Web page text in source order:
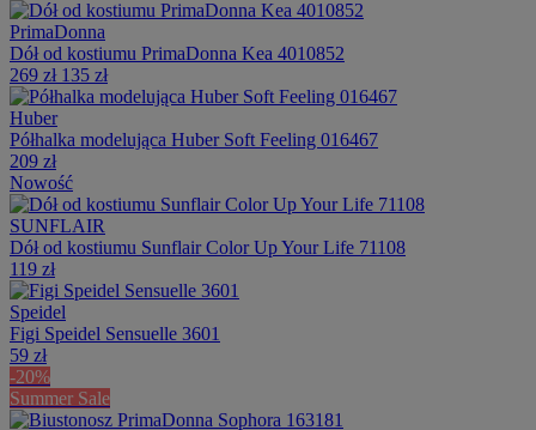
PrimaDonna
Dół od kostiumu PrimaDonna Kea 4010852
269 zł 135 zł
Huber
Półhalka modelująca Huber Soft Feeling 016467
209 zł
Nowość
SUNFLAIR
Dół od kostiumu Sunflair Color Up Your Life 71108
119 zł
Speidel
Figi Speidel Sensuelle 3601
59 zł
-20%
Summer Sale